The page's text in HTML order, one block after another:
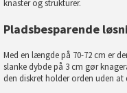
knaster og strukturer.
Pladsbesparende
Med en længde på 70-72 cm er
slanke dybde på 3 cm gør
den diskret holder orden uden